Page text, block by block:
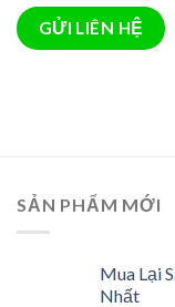
SẢN PHẨM MỚI
Mua Lại
Nhất